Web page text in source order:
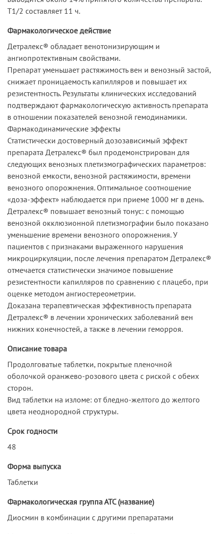
T1/2 составляет 11 ч.
Фармакологическое действие
Детралекс® обладает венотонизирующим и
ангиопротективным свойствами.
Препарат уменьшает растяжимость вен и венозный застой,
снижает проницаемость капилляров и повышает их
резистентность. Результаты клинических исследований
подтверждают фармакологическую активность препарата
в отношении показателей венозной гемодинамики.
Фармакодинамические эффекты
Статистически достоверный дозозависимый эффект
препарата Детралекс® был продемонстрирован для
следующих венозных плетизмографических параметров:
венозной емкости, венозной растяжимости, времени
венозного опорожнения. Оптимальное соотношение
«доза-эффект» наблюдается при приеме 1000 мг в день.
Детралекс® повышает венозный тонус: с помощью
венозной окклюзионной плетизмографии было показано
уменьшение времени венозного опорожнения. У
пациентов с признаками выраженного нарушения
микроциркуляции, после лечения препаратом Детралекс®
отмечается статистически значимое повышение
резистентности капилляров по сравнению с плацебо, при
оценке методом ангиостереометрии.
Доказана терапевтическая эффективность препарата
Детралекс® в лечении хронических заболеваний вен
нижних конечностей, а также в лечении геморроя.
Описание товара
Продолговатые таблетки, покрытые пленочной
оболочкой оранжево-розового цвета с риской с обеих
сторон.
Вид таблетки на изломе: от бледно-желтого до желтого
цвета неоднородной структуры.
Срок годности
48
Форма выпуска
Таблетки
Фармакологическая группа АТС (название)
Диосмин в комбинации с другими препаратами